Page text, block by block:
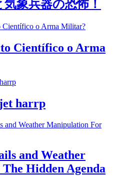
象兵器の恐怖！
Científico o Arma
harrp
and Weather
Hidden Agenda